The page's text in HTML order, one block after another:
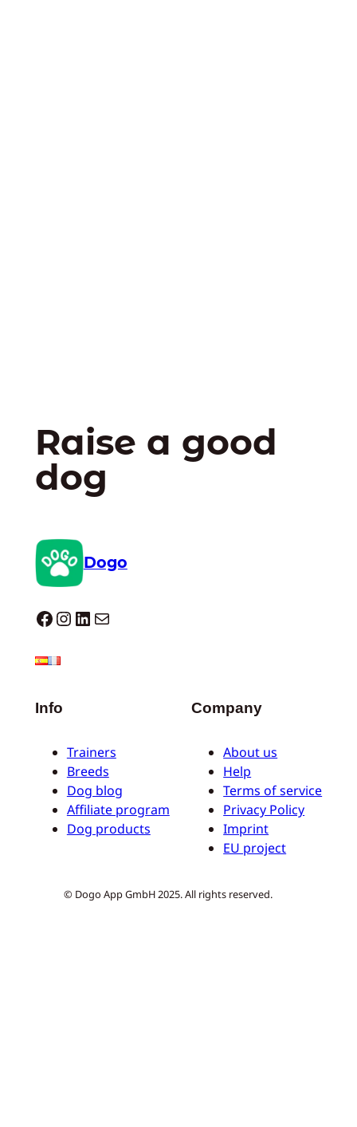
Raise a good
dog
Dogo
Dogo facebook InstagramLinkedIn E-mail
Info
Trainers
Breeds
Dog blog
Affiliate program
Dog products
Company
About us
Help
Terms of service
Privacy Policy
Imprint
EU project
© Dogo App GmbH 2025. All rights reserved.